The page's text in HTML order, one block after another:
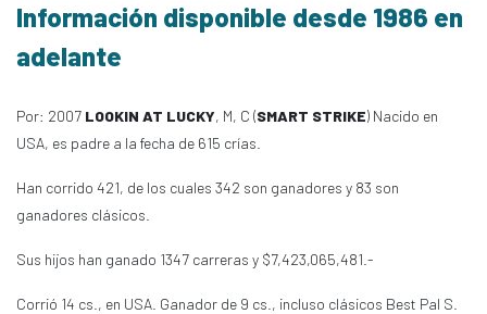
Información disponible desde 1986 en
adelante
Por: 2007 LOOKIN AT LUCKY, M, C (SMART STRIKE) Nacido en
USA, es padre a la fecha de 615 crías.
Han corrido 421, de los cuales 342 son ganadores y 83 son
ganadores clásicos.
Sus hijos han ganado 1347 carreras y $7,423,065,481.-
Corrió 14 cs., en USA. Ganador de 9 cs., incluso clásicos Best Pal S.